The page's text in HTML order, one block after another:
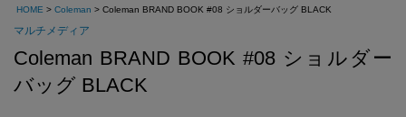
HOME > Coleman > Coleman BRAND BOOK #08 ショルダーバッグ BLACK
マルチメディア
Coleman BRAND BOOK #08 ショルダー
バッグ BLACK